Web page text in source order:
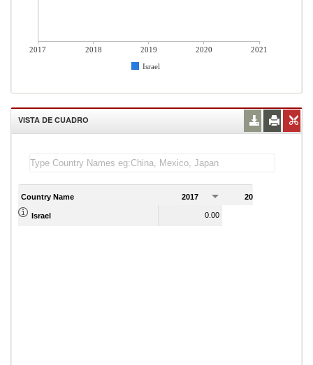
2017 2018 2019 2020
2021
Israel
VISTA DE CUADRO
Country Name 2017 2018
Israel 0.00